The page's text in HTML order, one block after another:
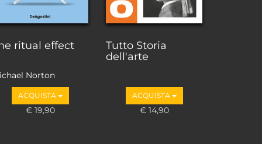
ritual effect
Norton
ACQUISTA
€ 19,90
Tutto Storia
dell'arte
ACQUISTA
€ 14,90